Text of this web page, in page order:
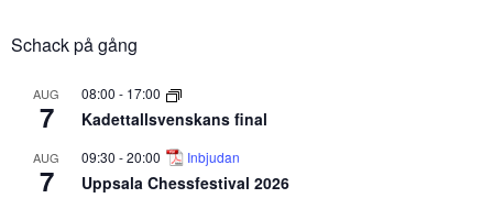
Schack på gång
AUG
7
08:00 - 17:00
Kadettallsvenskans final
AUG
7
09:30 -20:00 Inbjudan
Uppsala Chessfestival 2026